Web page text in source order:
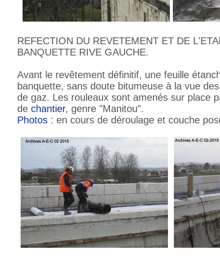
REFECTION DU REVETEMENT ET DE
BANQUETTE RIVE GAUCHE.
Avant le revêtement définitif, une feuille
banquette, sans doute bitumeuse à la vue
de gaz. Les rouleaux sont amenés sur place
de chantier, genre "Manitou".
Photos : en cours de déroulage et couche